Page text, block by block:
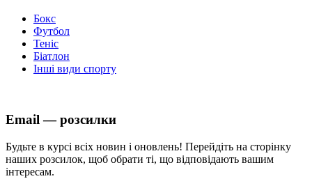
Бокс
Футбол
Теніс
Біатлон
Інші види спорту
Email — розсилки
Будьте в курсі всіх новин і оновлень! Перейдіть на сторінку
наших розсилок, щоб обрати ті, що відповідають вашим
інтересам.